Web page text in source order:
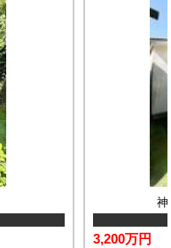
神
3,200万円